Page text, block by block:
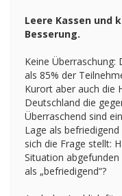
Leere Kassen und
Besserung.
Keine Überraschung:
als 85% der
Kurort aber auch die
Deutschland die
Überraschend sind
Lage als
sich die Frage stellt:
Situation
als „befriedigend“?